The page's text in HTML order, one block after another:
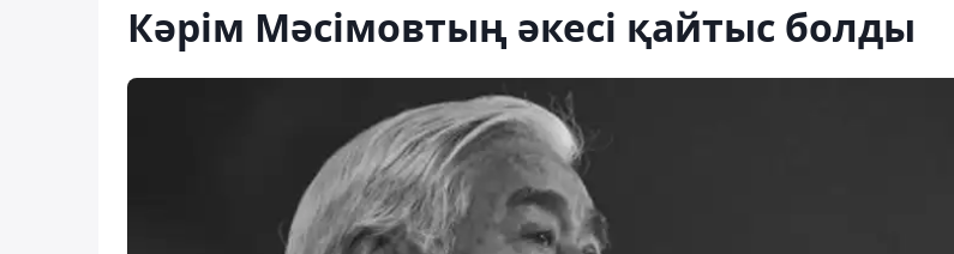
Кәрім Мәсімовтың әкесі қайтыс болды